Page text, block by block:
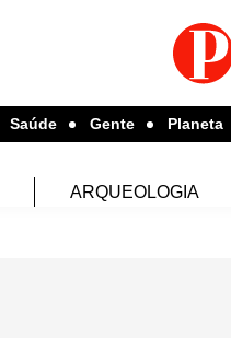
Saúde Gente Planeta
ARQUEOLOGIA